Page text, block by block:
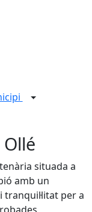
situada a
amb un
per a